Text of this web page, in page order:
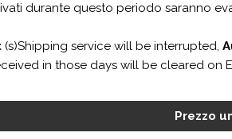
durante questo periodo saranno
(s)Shipping service will be interrupted,
in those days will be cleared on
Prezzo